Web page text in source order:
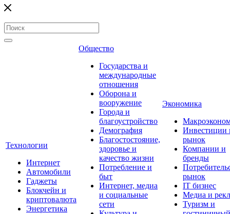
Технологии
Интернет
Автомобили
Гаджеты
Блокчейн и
криптовалюта
Энергетика
Общество
Государства и
международные
отношения
Оборона и
вооружение
Города и
благоустройство
Демография
Благостостояние,
здоровье и
качество жизни
Потребление и
быт
Интернет, медиа
и социальные
сети
Экономика
Инвестиции
рынок
Компании и
бренды
рынок
IT бизнес
Медиа и
Туризм и